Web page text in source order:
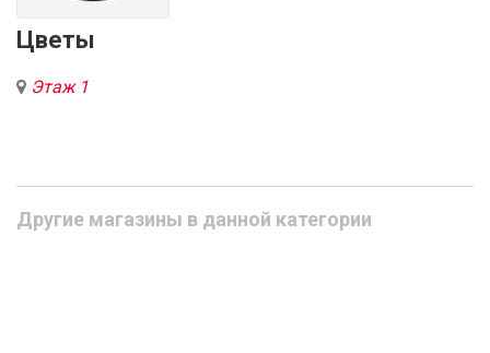
Цветы
Этаж 1
Другие магазины в данной категории